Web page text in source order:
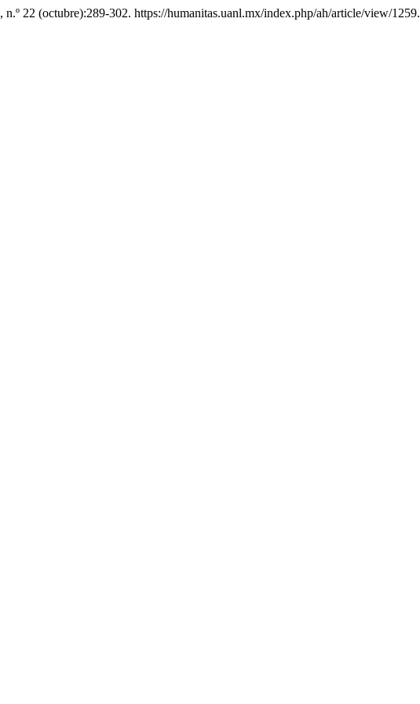
, n.º 22 (octubre):289-302. https://humanitas.uanl.mx/index.php/ah/article/view/1259.